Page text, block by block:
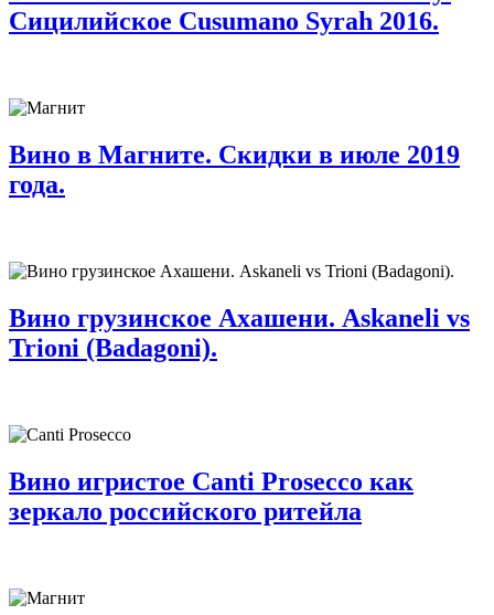
Сицилийское Cusumano Syrah 2016.
Вино в Магните. Скидки в июле 2019
года.
Вино грузинское Ахашени. Askaneli vs
Trioni (Badagoni).
Вино игристое Canti Prosecco как
зеркало российского ритейла